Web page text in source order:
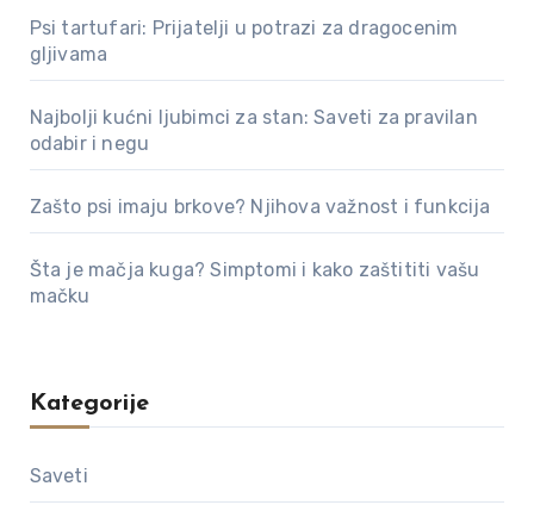
Psi tartufari: Prijatelji u potrazi za dragocenim
gljivama
Najbolji kućni ljubimci za stan: Saveti za pravilan
odabir i negu
Zašto psi imaju brkove? Njihova važnost i funkcija
Šta je mačja kuga? Simptomi i kako zaštititi vašu
mačku
Kategorije
Saveti